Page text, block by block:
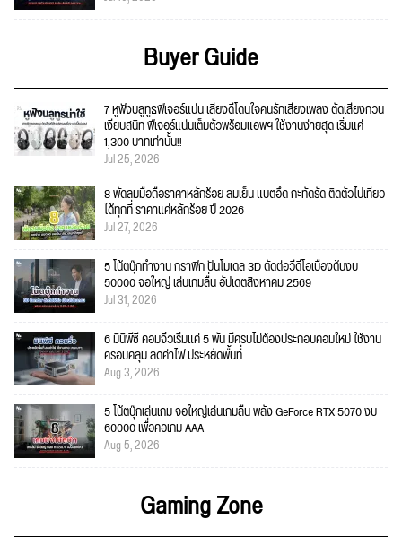
Buyer Guide
7 หูฟังบลูทูธฟีเจอร์แน่น เสียงดีโดนใจคนรักเสียงเพลง ตัดเสียงกวน
เงียบสนิท ฟีเจอร์แน่นเต็มตัวพร้อมแอพฯ ใช้งานง่ายสุด เริ่มแค่
1,300 บาทเท่านั้น!!
Jul 25, 2026
8 พัดลมมือถือราคาหลักร้อย ลมเย็น แบตอึด กะทัดรัด ติดตัวไปเที่ยว
ได้ทุกที่ ราคาแค่หลักร้อย ปี 2026
Jul 27, 2026
5 โน้ตบุ๊กทำงาน กราฟิก ปั้นโมเดล 3D ตัดต่อวีดีโอเบื้องต้นงบ
50000 จอใหญ่ เล่นเกมลื่น อัปเดตสิงหาคม 2569
Jul 31, 2026
6 มินิพีซี คอมจิ๋วเริ่มแค่ 5 พัน มีครบไม่ต้องประกอบคอมใหม่ ใช้งาน
ครอบคลุม ลดค่าไฟ ประหยัดพื้นที่
Aug 3, 2026
5 โน้ตบุ๊กเล่นเกม จอใหญ่เล่นเกมลื่น พลัง GeForce RTX 5070 งบ
60000 เพื่อคอเกม AAA
Aug 5, 2026
Gaming Zone